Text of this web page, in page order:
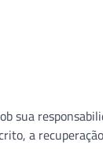
sua
a